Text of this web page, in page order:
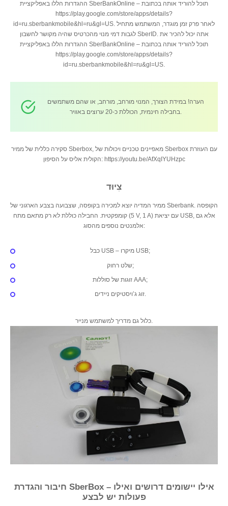
ההגדרות הללו באפליקציית SberBankOnline – תוכל להוריד אותה בכתובת
https://play.google.com/store/apps/details?
id=ru.sberbankmobile&hl=ru&gl=US. לאחר פרק זמן מוגדר, המשתמש מתחיל
לגבות דמי מנוי מהכרטיס שהיה מקושר לחשבון SberID. אתה יכול להכיר את
ההגדרות הללו באפליקציית SberBankOnline – תוכל להוריד אותה בכתובת
https://play.google.com/store/apps/details?
id=ru.sberbankmobile&hl=ru&gl=US.
הערה! במידת הצורך, המנוי מורחב, מורחב, או שהם משתמשים
סקירה כללית של ממיר Sberbox, מאפיינים טכניים ויכולות של Sberbox עם העוזרת
הקולית אליס על הסיפון: https://youtu.be/AfXqIYUHzpc
צִיוּד
ממיר המדיה יוצא למכירה בקופסה, שצבועה בצבע הארגוני של Sberbank. הקופסה
קומפקטית. החבילה כוללת לא רק מתאם מתח (5 V, 1 A) עם יציאת USB, אלא גם
אלמנטים נוספים מהסוג:
כבל USB – מיקרו USB;
שלט רחוק;
זוגות של סוללות AAA;
זוג ג’ויסטיקים ניידים.
חיבור והגדרת SberBox – אילו יישומים דרושים ואילו
פעולות יש לבצע